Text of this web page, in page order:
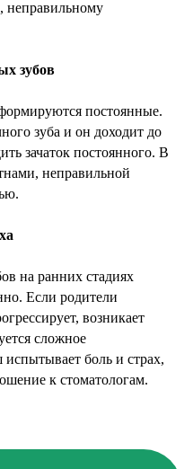
неправильному
зубов
постоянные.
зуба и он доходит до
зачаток постоянного. В
неправильной
на ранних стадиях
Если родители
возникает
сложное
боль и страх,
к стоматологам.